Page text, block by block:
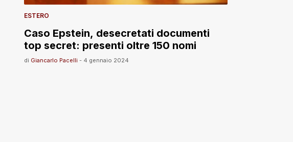
ESTERO
Caso Epstein, desecretati documenti
top secret: presenti oltre 150 nomi
di Giancarlo Pacelli - 4 gennaio 2024